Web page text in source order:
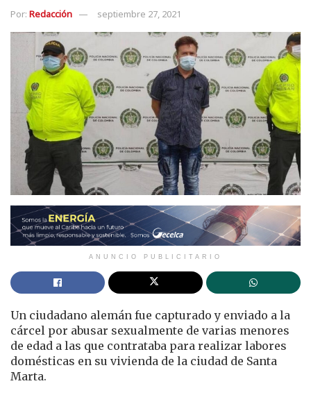
Por: Redacción septiembre 27, 2021
ANUNCIO PUBLICITARIO
Un ciudadano alemán fue capturado y enviado a la
cárcel por abusar sexualmente de varias menores
de edad a las que contrataba para realizar labores
domésticas en su vivienda de la ciudad de Santa
Marta.